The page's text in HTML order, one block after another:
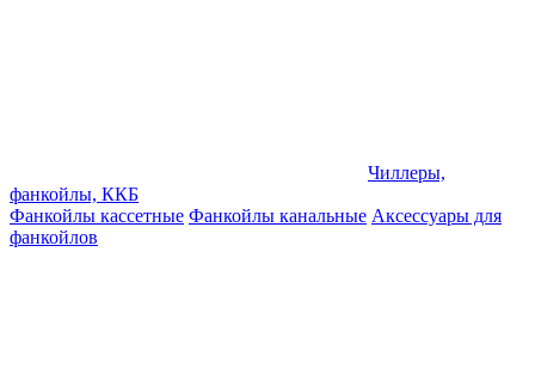
Чиллеры,
фанкойлы, ККБ
Фанкойлы кассетные Фанкойлы канальные Аксессуары для
фанкойлов